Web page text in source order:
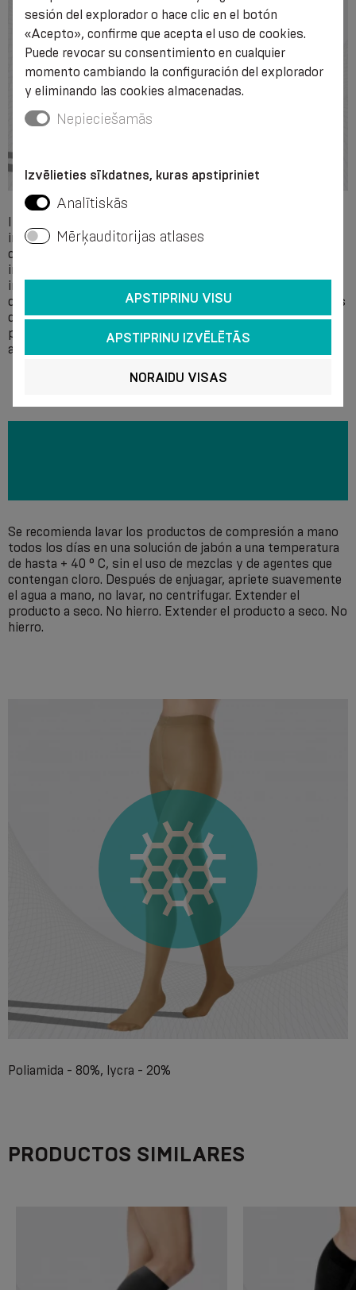
Intolerancia individual a los componentes de los
ingredientes del producto. Enfermedades cutáneas locales
de las piernas, úlceras tróficas de etiología no venosa,
infecciones agudas de tejidos blandos de las piernas,
incluyendo Erysipelas. Insuficiencia cardiovascular
descompensada. Trastornos circulatorios arteriales graves
de las extremidades inferiores con presión en las arterias
pélvicas inferiores a 80 mmHg. Neuropatía diabética y
angiopatía.
Se recomienda lavar los productos de compresión a mano
todos los días en una solución de jabón a una temperatura
de hasta + 40 ° С, sin el uso de mezclas y de agentes que
contengan cloro. Después de enjuagar, apriete suavemente
el agua a mano, no lavar, no centrifugar. Extender el
producto a seco. No hierro. Extender el producto a seco. No
hierro.
Poliamida - 80%, lycra - 20%
PRODUCTOS SIMILARES
sesión del explorador o hace clic en el botón
«Acepto», confirme que acepta el uso de cookies.
Puede revocar su consentimiento en cualquier
momento cambiando la configuración del explorador
y eliminando las cookies almacenadas.
Nepieciešamās
Izvēlieties sīkdatnes, kuras apstipriniet
Analītiskās
Mērķauditorijas atlases
APSTIPRINU VISU
APSTIPRINU IZVĒLĒTĀS
NORAIDU VISAS